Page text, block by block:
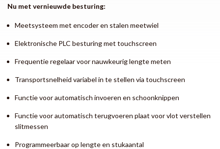
Nu met vernieuwde besturing:
Meetsysteem met encoder en stalen meetwiel
Elektronische PLC besturing met touchscreen
Frequentie regelaar voor nauwkeurig lengte meten
Transportsnelheid variabel in te stellen via touchscreen
Functie voor automatisch invoeren en schoonknippen
Functie voor automatisch terugvoeren plaat voor vlot verstellen
slitmessen
Programmeerbaar op lengte en stukaantal